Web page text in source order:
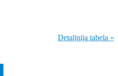
Detaljnija tabela »